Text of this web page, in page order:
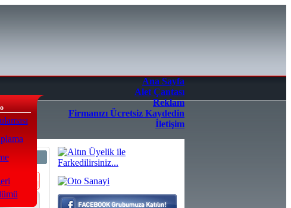
Ana Sayfa
Alet Çantası
Reklam
Firmanızı Ücretsiz Kaydedin
İletişim